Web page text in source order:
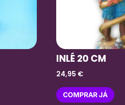
INLÉ 20 CM
24,95 €
COMPRAR JÁ